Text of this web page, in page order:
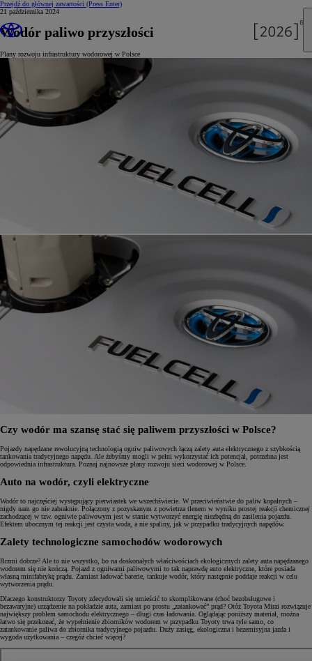
Przejdź do głównej zawartości (Press Enter)
21 października 2024
Wodór paliwo przyszłości
Plany rozwoju infrastruktury wodorowej w Polsce
Czy wodór ma szansę stać się paliwem przyszłości w Polsce?
Pojazdy napędzane rewolucyjną technologią ogniw paliwowych łączą zalety auta elektrycznego z szybkością
tankowania tradycyjnego napędu. Ale żebyśmy mogli w pełni wykorzystać ich potencjał, potrzebna jest
odpowiednia infrastruktura. Poznaj najnowsze plany rozwoju sieci wodorowej w Polsce.
Auto na wodór, czyli elektryczne
Wodór to najczęściej występujący pierwiastek we wszechświecie. W przeciwieństwie do paliw kopalnych –
nigdy nam go nie zabraknie. Połączony z pozyskanym z powietrza tlenem w wyniku prostej reakcji chemicznej
zachodzącej w tzw. ogniwie paliwowym jest w stanie wytworzyć energię niezbędną do zasilenia pojazdu.
Efektem ubocznym tej reakcji jest czysta woda, a nie spaliny, jak w przypadku tradycyjnych napędów.
Zalety technologiczne samochodów wodorowych
Brzmi dobrze? Ale to nie wszystko, bo na doskonałych właściwościach ekologicznych zalety auta napędzanego
wodorem się nie kończą. Pojazd z ogniwami paliwowymi to tak naprawdę auto elektryczne, które posiada
własną minifabrykę prądu. Zamiast ładować baterie, tankuje wodór, który następnie poddaje reakcji w celu
wytworzenia prądu.
Dlaczego konstruktorzy Toyoty zdecydowali się umieścić to skomplikowane (choć bezobsługowe i
bezawaryjne) urządzenie na pokładzie auta, zamiast po prostu „zatankować” prąd? Otóż Toyota Mirai rozwiązuje
największy problem samochodu elektrycznego – długi czas ładowania. Oglądając poniższy materiał, można
łatwo się przekonać, że wypełnienie zbiorników wodorem w przypadku Toyoty trwa tyle samo, co
zatankowanie paliwa do zbiornika tradycyjnego pojazdu. Duży zasięg, ekologiczna i bezemisyjna jazda i
wygoda użytkowania – czegóż chcieć więcej?